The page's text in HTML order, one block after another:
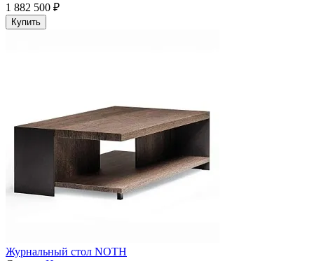
1 882 500 ₽
Купить
Журнальный стол NOTH